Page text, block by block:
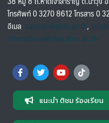
โทรศัพท์ 0 3270 8612 โทรสาร 0
อีเมล saraban@pbru.ac.th,
international@mail.pbru.ac.th
แนะนำ ติชม ร้องเรียน